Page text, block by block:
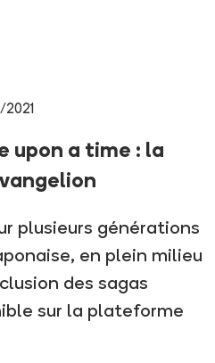
2021
upon a time : la
plusieurs générations
en plein milieu
des sagas
sur la plateforme